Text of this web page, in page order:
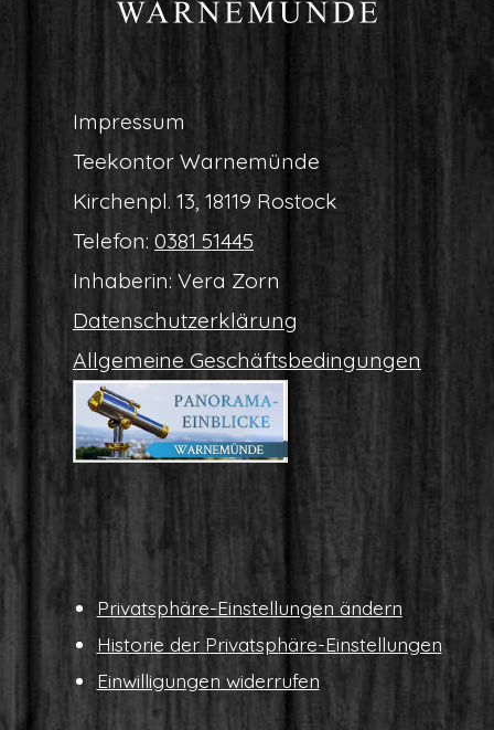
Impres­sum
Tee­kon­tor Warnemünde
Kir­chen­pl. 13, 18119 Rostock
Tele­fon: 0381 51445
Inha­be­rin: Vera Zorn
Daten­schutz­er­klä­rung
All­ge­mei­ne Geschäftsbedingungen
Pri­vat­sphä­re-Ein­stel­lun­gen ändern
His­to­rie der Privatsphäre-Einstellungen
Ein­wil­li­gun­gen widerrufen